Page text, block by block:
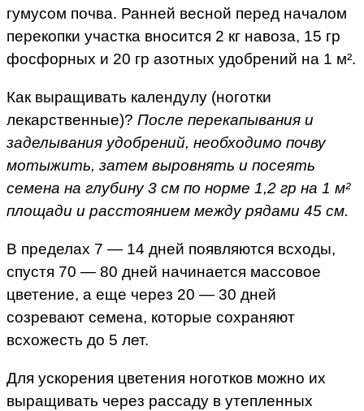
гумусом почва. Ранней весной перед началом
перекопки участка вносится 2 кг навоза, 15 гр
фосфорных и 20 гр азотных удобрений на 1 м².
Как выращивать календулу (ноготки
лекарственные)? После перекапывания и
заделывания удобрений, необходимо почву
мотыжить, затем выровнять и посеять
семена на глубину 3 см по норме 1,2 гр на 1 м²
площади и расстоянием между рядами 45 см.
В пределах 7 — 14 дней появляются всходы,
спустя 70 — 80 дней начинается массовое
цветение, а еще через 20 — 30 дней
созревают семена, которые сохраняют
всхожесть до 5 лет.
Для ускорения цветения ноготков можно их
выращивать через рассаду в утепленных